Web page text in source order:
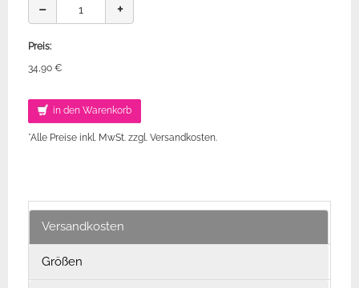
− +
Preis:
34,90 €
in den Warenkorb
*Alle Preise inkl. MwSt. zzgl. Versandkosten.
Versandkosten
Größen